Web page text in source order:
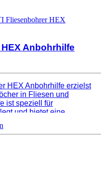
Fliesenbohrer HEX
Anbohrhilfe
HEX Anbohrhilfe erzielst
in Fliesen und
ist speziell für
und bietet eine
Die Ausrichtung
für sauberes Arbeiten.
Installation von Sanitär-
für Türanschläge und
für den Einsatz mit einem